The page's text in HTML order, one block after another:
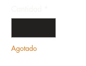
Agotado